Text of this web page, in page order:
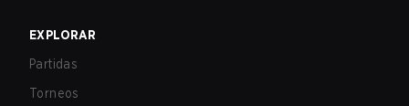
EXPLORAR
Partidas
Torneos